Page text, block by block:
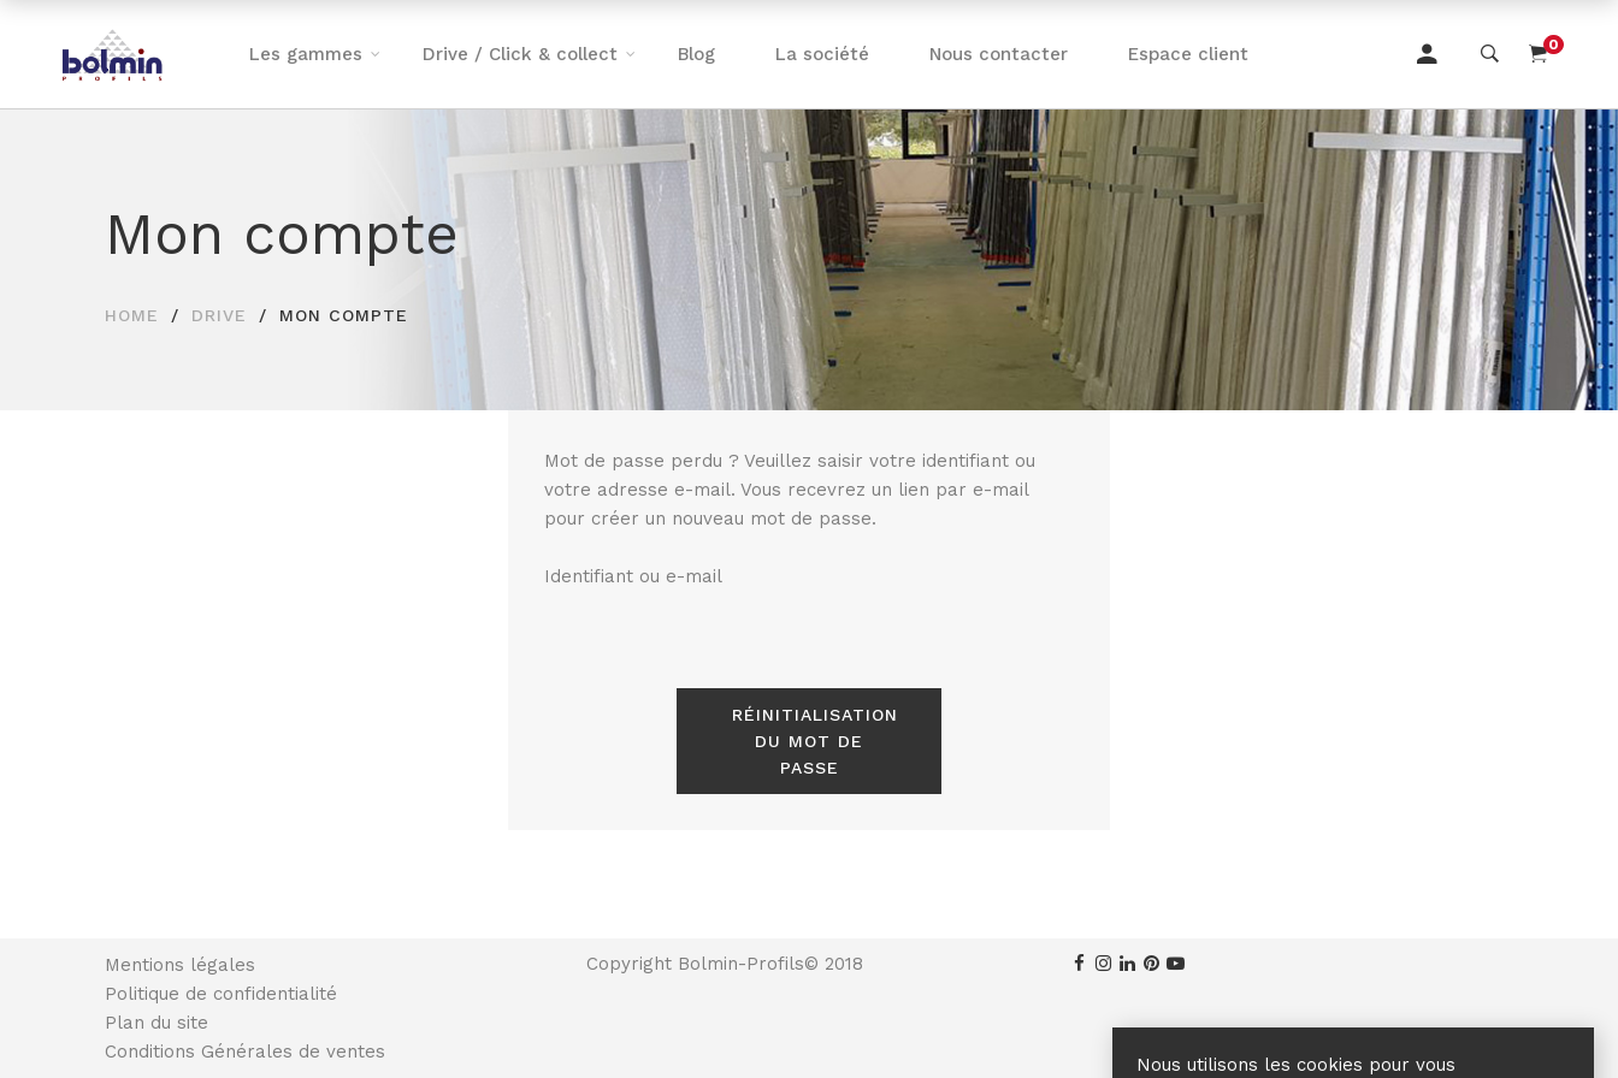
Les gammes Drive / Click & collect Blog La société Nous contacter Espace client 0
Mon compte
HOME DRIVE MON COMPTE
Mot de passe perdu ? Veuillez saisir votre identifiant ou
votre adresse e-mail. Vous recevrez un lien par e-mail
pour créer un nouveau mot de passe.
Identifiant ou e-mail
RÉINITIALISATION
DU MOT DE
PASSE
Mentions légales
Politique de confidentialité
Plan du site
Conditions Générales de ventes
Copyright Bolmin-Profils© 2018
Nous utilisons les cookies pour vous